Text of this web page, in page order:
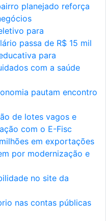
planejado reforça
para
passa de R$ 15 mil
para
com a saúde
pautam encontro
de lotes vagos e
com o E-Fisc
em exportações
por modernização e
no site da
nas contas públicas